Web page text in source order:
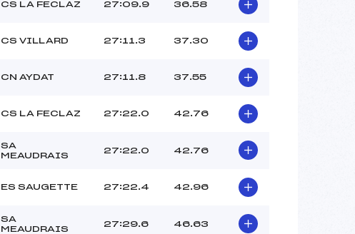
CS LA FECLAZ 27:09.9 36.58
CS VILLARD 27:11.3 37.30
CN AYDAT 27:11.8 37.55
CS LA FECLAZ 27:22.0 42.76
SA
MEAUDRAIS
27:22.0 42.76
ES SAUGETTE 27:22.4 42.96
SA
MEAUDRAIS
27:29.6 46.63